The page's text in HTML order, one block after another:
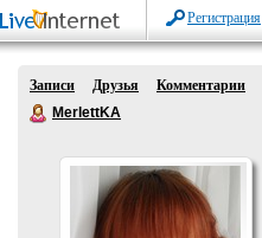
Регистрация
Записи Друзья
Комментарии
MerlettKA